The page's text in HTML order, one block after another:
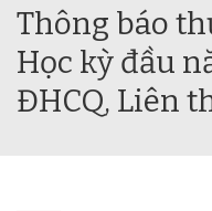
Thông báo
Học kỳ đầu
ĐHCQ, Liên